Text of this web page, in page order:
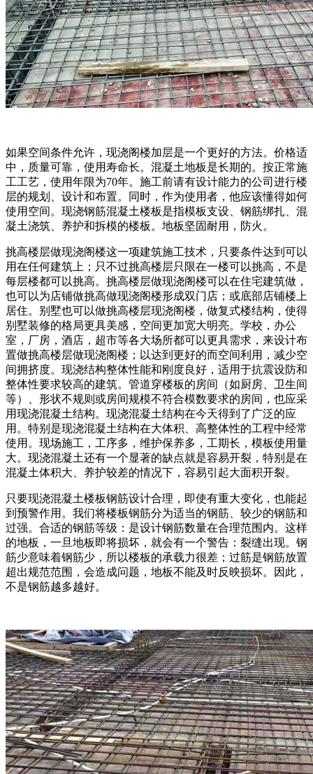
如果空间条件允许，现浇阁楼加层是一个更好的方法。价格适
中，质量可靠，使用寿命长。混凝土地板是长期的。按正常施
工工艺，使用年限为70年。施工前请有设计能力的公司进行楼
层的规划、设计和布置。同时，作为使用者，他应该懂得如何
使用空间。现浇钢筋混凝土楼板是指模板支设、钢筋绑扎、混
凝土浇筑、养护和拆模的楼板。地板坚固耐用，防火。
挑高楼层做现浇阁楼这一项建筑施工技术，只要条件达到可以
用在任何建筑上；只不过挑高楼层只限在一楼可以挑高，不是
每层楼都可以挑高。挑高楼层做现浇阁楼可以在住宅建筑做，
也可以为店铺做挑高做现浇阁楼形成双门店；或底部店铺楼上
居住。别墅也可以做挑高楼层现浇阁楼，做复式楼结构，使得
别墅装修的格局更具美感，空间更加宽大明亮。学校，办公
室，厂房，酒店，超市等各大场所都可以更具需求，来设计布
置做挑高楼层做现浇阁楼；以达到更好的而空间利用，减少空
间拥挤度。现浇结构整体性能和刚度良好，适用于抗震设防和
整体性要求较高的建筑。管道穿楼板的房间（如厨房、卫生间
等）、形状不规则或房间规模不符合模数要求的房间，也应采
用现浇混凝土结构。现浇混凝土结构在今天得到了广泛的应
用。特别是现浇混凝土结构在大体积、高整体性的工程中经常
使用。现场施工，工序多，维护保养多，工期长，模板使用量
大。现浇混凝土还有一个显著的缺点就是容易开裂，特别是在
混凝土体积大、养护较差的情况下，容易引起大面积开裂。
只要现浇混凝土楼板钢筋设计合理，即使有重大变化，也能起
到预警作用。我们将楼板钢筋分为适当的钢筋、较少的钢筋和
过强。合适的钢筋等级：是设计钢筋数量在合理范围内。这样
的地板，一旦地板即将损坏，就会有一个警告：裂缝出现。钢
筋少意味着钢筋少，所以楼板的承载力很差；过筋是钢筋放置
超出规范范围，会造成问题，地板不能及时反映损坏。因此，
不是钢筋越多越好。